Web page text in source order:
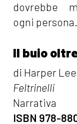
dovrebbe
ogni persona.
Il buio
di Harper Lee
Feltrinelli
Narrativa
ISBN 978-